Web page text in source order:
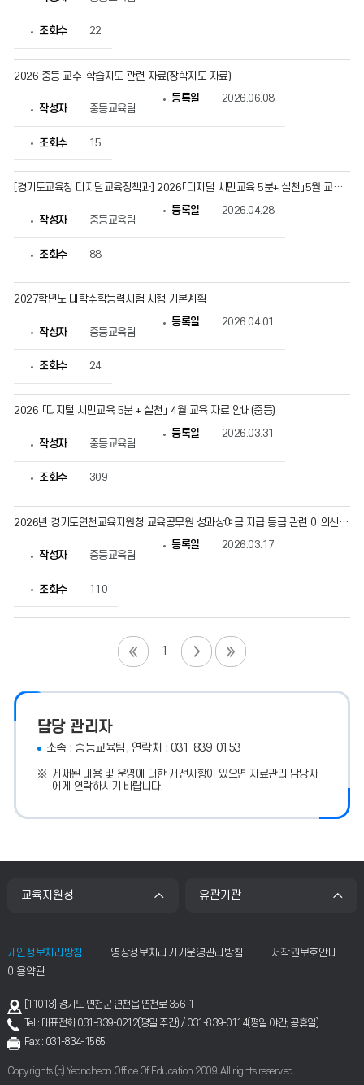
조회수 22
2026 중등 교수-학습지도 관련 자료(장학지도 자료)
작성자 중등교육팀
등록일 2026.06.08
조회수 15
[경기도교육청 디지털교육정책과] 2026「디지털 시민교육 5분+ 실천」5월 교육 자료 안내
작성자 중등교육팀
등록일 2026.04.28
조회수 88
2027학년도 대학수학능력시험 시행 기본계획
작성자 중등교육팀
등록일 2026.04.01
조회수 24
2026 「디지털 시민교육 5분 + 실천」 4월 교육 자료 안내(중등)
작성자 중등교육팀
등록일 2026.03.31
조회수 309
2026년 경기도연천교육지원청 교육공무원 성과상여금 지급 등급 관련 이의신청 안내
작성자 중등교육팀
등록일 2026.03.17
조회수 110
1
담당 관리자
소속 : 중등교육팀, 연락처 : 031-839-0153
게재된 내용 및 운영에 대한 개선사항이 있으면 자료관리 담당자
에게 연락하시기 바랍니다.
교육지원청 유관기관
개인정보처리방침 영상정보처리기기운영관리방침
저작권보호안내
이용약관
[11013] 경기도 연천군 연천읍 연천로 356-1
Tel : 대표전화 031-839-0212(평일 주간) / 031-839-0114(평일 야간, 공휴일)
Fax : 031-834-1565
Copyrights (c) Yeoncheon Office Of Education 2009. All rights reserved.